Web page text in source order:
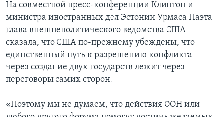
На совместной пресс-конференции Клинтон и
министра иностранных дел Эстонии Урмаса Паэта
глава внешнеполитического ведомства США
сказала, что США по-прежнему убеждены, что
единственный путь к разрешению конфликта
через создание двух государств лежит через
переговоры самих сторон.
«Поэтому мы не думаем, что действия ООН или